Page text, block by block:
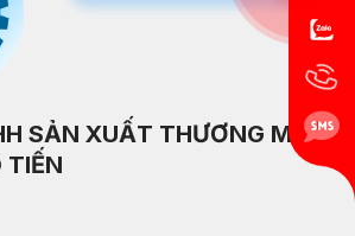
SẢN XUẤT THƯƠNG MẠI
TIẾN